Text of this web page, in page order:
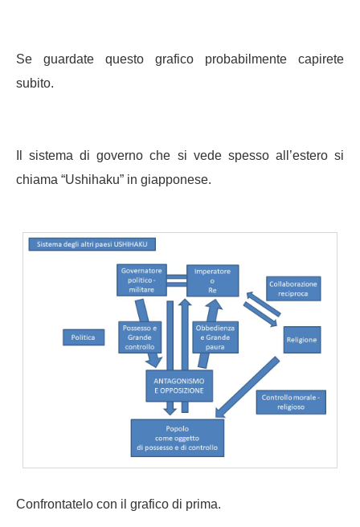
Se guardate questo grafico probabilmente capirete
subito.
Il sistema di governo che si vede spesso all’estero si
chiama “Ushihaku” in giapponese.
Confrontatelo con il grafico di prima.